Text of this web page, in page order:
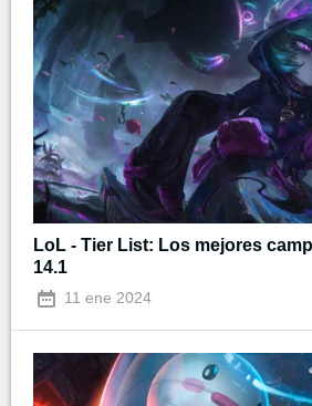
LoL - Tier List: Los mejores
14.1
11 ene 2024